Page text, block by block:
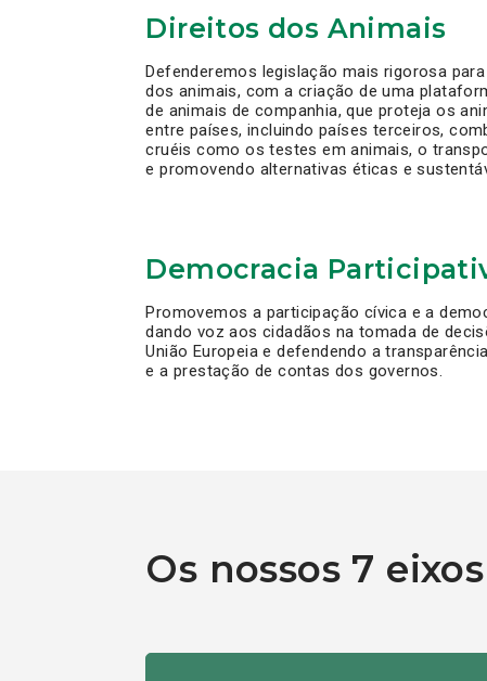
Direitos dos Animais
Defenderemos legislação mais rigorosa
dos animais, com a criação de uma
de animais de companhia, que proteja os
entre países, incluindo países terceiros,
cruéis como os testes em animais, o
e promovendo alternativas éticas e
Democracia
Promovemos a participação cívica e a
dando voz aos cidadãos na tomada de
União Europeia e defendendo a
e a prestação de contas dos governos.
Os nossos 7